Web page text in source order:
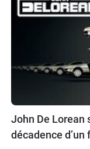
John De Lorean
décadence d’un